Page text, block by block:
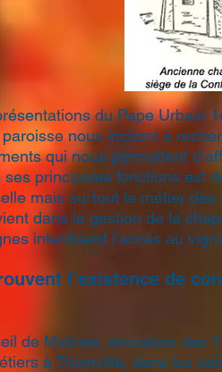
du Pape Urbain
nous incitent à
qui nous permettent
principales fonctions est
mais surtout le métier
dans la gestion de la
interdisent l’accès au
l’existence de
de Malines, évocation
à Thionville, dans les